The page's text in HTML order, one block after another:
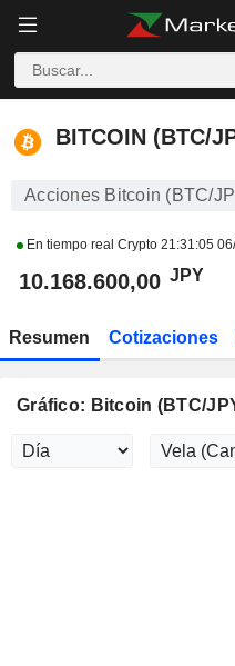
BITCOIN (BTC/JPY)
BITCOIN (BTC/
Acciones Bitcoin (BTC/
En tiempo real Crypto 21:31:05
10.168.600,00 JPY
Resumen Cotizaciones
Gráfico: Bitcoin (BTC/